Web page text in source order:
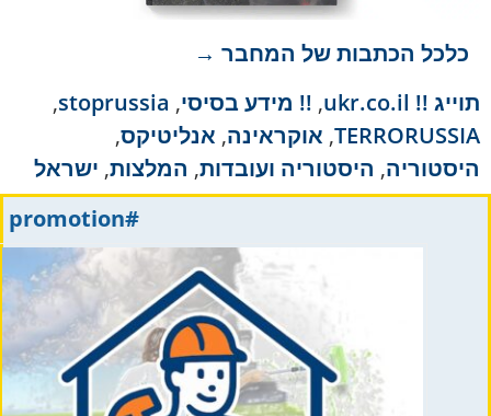
כלכל הכתבות של המחבר →
תוייג !! ukr.co.il
, !! מידע בסיסי,
stoprussia
,
TERRORUSSIA
, אוקראינה, אנליטיקס,
היסטוריה, היסטוריה ועובדות, המלצות, ישראל
#promotion